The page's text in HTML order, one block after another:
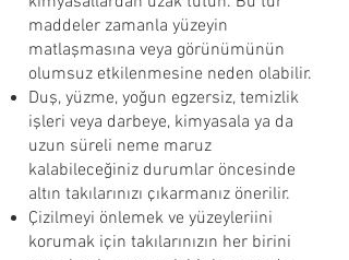
maddeler zamanla yüzeyin
matlaşmasına veya görünümünün
olumsuz etkilenmesine neden olabilir.
Duş, yüzme, yoğun egzersiz, temizlik
işleri veya darbeye, kimyasala ya da
uzun süreli neme maruz
kalabileceğiniz durumlar öncesinde
altın takılarınızı çıkarmanız önerilir.
Çizilmeyi önlemek ve yüzeyleriini
korumak için takılarınızın her birini